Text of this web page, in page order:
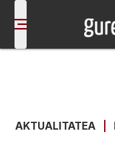
AKTUALITATEA